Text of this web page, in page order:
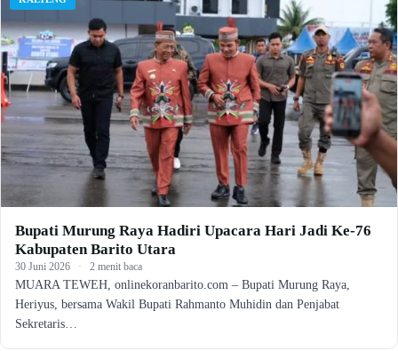
Bupati Murung Raya Hadiri Upacara Hari Jadi Ke-76
Kabupaten Barito Utara
30 Juni 2026 · 2 menit baca
MUARA TEWEH, onlinekoranbarito.com – Bupati Murung Raya,
Heriyus, bersama Wakil Bupati Rahmanto Muhidin dan Penjabat
Sekretaris…